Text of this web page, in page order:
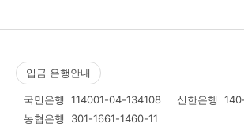
입금 은행안내
국민은행 114001-04-134108 신한은행
농협은행 301-1661-1460-11